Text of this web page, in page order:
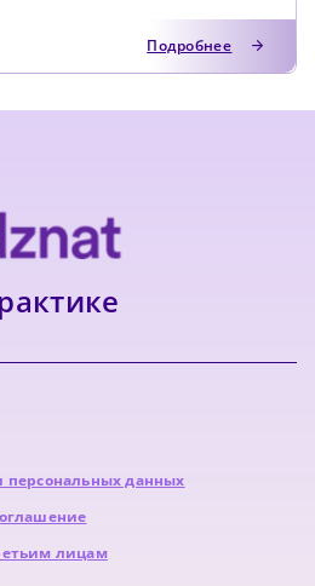
Подробнее
персональных данных
лицам